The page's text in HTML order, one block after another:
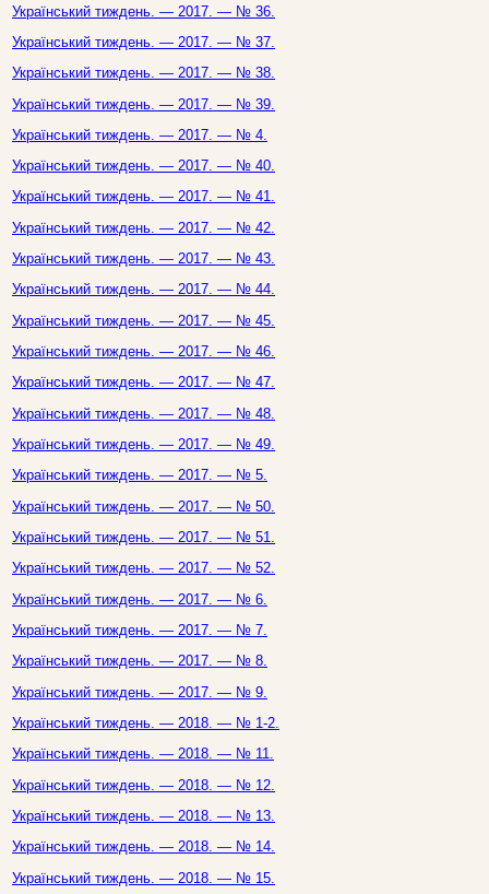
Український тиждень. — 2017. — № 36.
Український тиждень. — 2017. — № 37.
Український тиждень. — 2017. — № 38.
Український тиждень. — 2017. — № 39.
Український тиждень. — 2017. — № 4.
Український тиждень. — 2017. — № 40.
Український тиждень. — 2017. — № 41.
Український тиждень. — 2017. — № 42.
Український тиждень. — 2017. — № 43.
Український тиждень. — 2017. — № 44.
Український тиждень. — 2017. — № 45.
Український тиждень. — 2017. — № 46.
Український тиждень. — 2017. — № 47.
Український тиждень. — 2017. — № 48.
Український тиждень. — 2017. — № 49.
Український тиждень. — 2017. — № 5.
Український тиждень. — 2017. — № 50.
Український тиждень. — 2017. — № 51.
Український тиждень. — 2017. — № 52.
Український тиждень. — 2017. — № 6.
Український тиждень. — 2017. — № 7.
Український тиждень. — 2017. — № 8.
Український тиждень. — 2017. — № 9.
Український тиждень. — 2018. — № 1-2.
Український тиждень. — 2018. — № 11.
Український тиждень. — 2018. — № 12.
Український тиждень. — 2018. — № 13.
Український тиждень. — 2018. — № 14.
Український тиждень. — 2018. — № 15.